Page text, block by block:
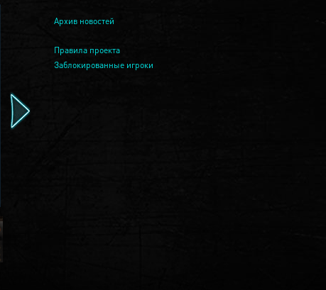
Архив новостей
Правила проекта
Заблокированные игроки